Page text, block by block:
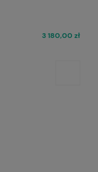
3 180,00 zł